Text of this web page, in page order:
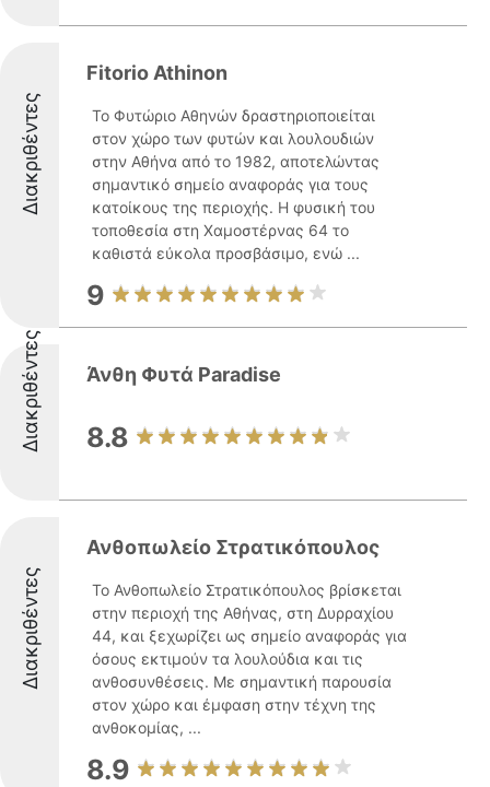
Διακριθέντες
Fitorio Athinon
Το Φυτώριο Αθηνών δραστηριοποιείται
στον χώρο των φυτών και λουλουδιών
στην Αθήνα από το 1982, αποτελώντας
σημαντικό σημείο αναφοράς για τους
κατοίκους της περιοχής. Η φυσική του
τοποθεσία στη Χαμοστέρνας 64 το
καθιστά εύκολα προσβάσιμο, ενώ ...
9
Διακριθέντες Άνθη Φυτά Paradise
8.8
Διακριθέντες
Ανθοπωλείο Στρατικόπουλος
Το Ανθοπωλείο Στρατικόπουλος βρίσκεται
στην περιοχή της Αθήνας, στη Δυρραχίου
44, και ξεχωρίζει ως σημείο αναφοράς για
όσους εκτιμούν τα λουλούδια και τις
ανθοσυνθέσεις. Με σημαντική παρουσία
στον χώρο και έμφαση στην τέχνη της
ανθοκομίας, ...
8.9